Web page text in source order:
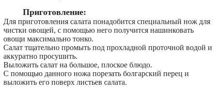
Приготовление:
Для приготовления салата понадобится специальный нож для
чистки овощей, с помощью него получится нашинковать
овощи максимально тонко.
Салат тщательно промыть под прохладной проточной водой и
аккуратно просушить.
Выложить салат на большое, плоское блюдо.
С помощью данного ножа порезать болгарский перец и
выложить его поверх листьев салата.